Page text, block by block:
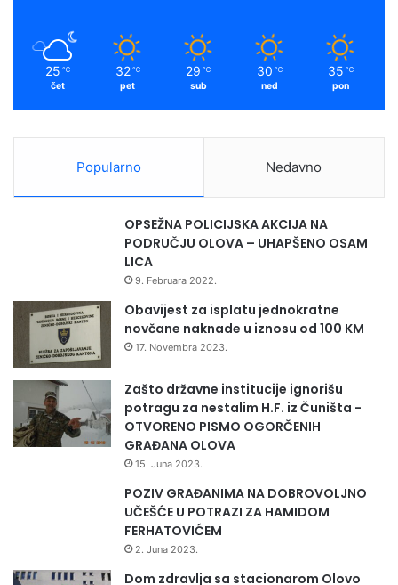
25 ℃
čet
32 ℃
pet
29 ℃
sub
30 ℃
ned
35 ℃
pon
Popularno Nedavno
OPSEŽNA POLICIJSKA AKCIJA NA
PODRUČJU OLOVA – UHAPŠENO OSAM
LICA
9. Februara 2022.
Obavijest za isplatu jednokratne
novčane naknade u iznosu od 100 KM
17. Novembra 2023.
Zašto državne institucije ignorišu
potragu za nestalim H.F. iz Čuništa -
OTVORENO PISMO OGORČENIH
GRAĐANA OLOVA
15. Juna 2023.
POZIV GRAĐANIMA NA DOBROVOLJNO
UČEŠĆE U POTRAZI ZA HAMIDOM
FERHATOVIĆEM
2. Juna 2023.
Dom zdravlja sa stacionarom Olovo